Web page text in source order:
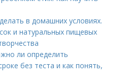
в домашних условиях.
и натуральных пищевых
ли определить
без теста и как понять,